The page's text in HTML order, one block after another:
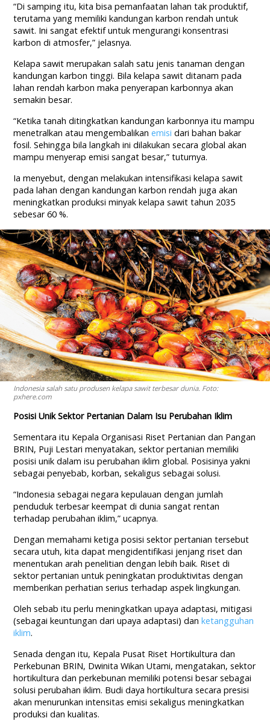
“Di samping itu, kita bisa pemanfaatan lahan tak produktif,
terutama yang memiliki kandungan karbon rendah untuk
sawit. Ini sangat efektif untuk mengurangi konsentrasi
karbon di atmosfer,” jelasnya.
Kelapa sawit merupakan salah satu jenis tanaman dengan
kandungan karbon tinggi. Bila kelapa sawit ditanam pada
lahan rendah karbon maka penyerapan karbonnya akan
semakin besar.
“Ketika tanah ditingkatkan kandungan karbonnya itu mampu
menetralkan atau mengembalikanemisi dari bahan bakar
fosil. Sehingga bila langkah ini dilakukan secara global akan
mampu menyerap emisi sangat besar,” tuturnya.
Ia menyebut, dengan melakukan intensifikasi kelapa sawit
pada lahan dengan kandungan karbon rendah juga akan
meningkatkan produksi minyak kelapa sawit tahun 2035
sebesar 60 %.
Indonesia salah satu produsen kelapa sawit terbesar dunia. Foto:
pxhere.com
Posisi Unik Sektor Pertanian Dalam Isu Perubahan Iklim
Sementara itu Kepala Organisasi Riset Pertanian dan Pangan
BRIN, Puji Lestari menyatakan, sektor pertanian memiliki
posisi unik dalam isu perubahan iklim global. Posisinya yakni
sebagai penyebab, korban, sekaligus sebagai solusi.
“Indonesia sebagai negara kepulauan dengan jumlah
penduduk terbesar keempat di dunia sangat rentan
terhadap perubahan iklim,” ucapnya.
Dengan memahami ketiga posisi sektor pertanian tersebut
secara utuh, kita dapat mengidentifikasi jenjang riset dan
menentukan arah penelitian dengan lebih baik. Riset di
sektor pertanian untuk peningkatan produktivitas dengan
memberikan perhatian serius terhadap aspek lingkungan.
Oleh sebab itu perlu meningkatkan upaya adaptasi, mitigasi
(sebagai keuntungan dari upaya adaptasi) danketangguhan
iklim.
Senada dengan itu, Kepala Pusat Riset Hortikultura dan
Perkebunan BRIN, Dwinita Wikan Utami, mengatakan, sektor
hortikultura dan perkebunan memiliki potensi besar sebagai
solusi perubahan iklim. Budi daya hortikultura secara presisi
akan menurunkan intensitas emisi sekaligus meningkatkan
produksi dan kualitas.